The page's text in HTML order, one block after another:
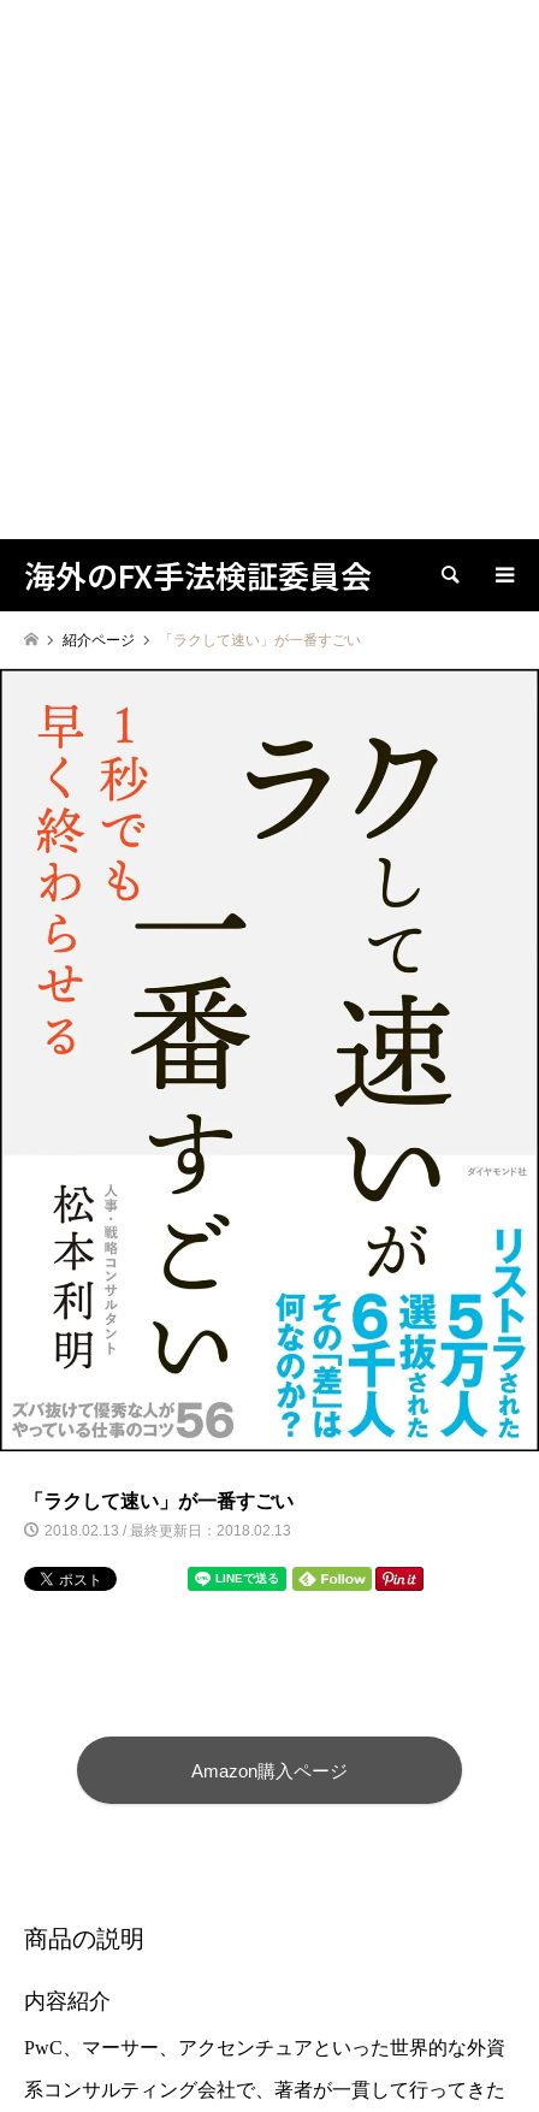
海外のFX手法検証委員会 検索
紹介ページ 「ラクして速い」が一番すごい
「ラクして速い」が一番すごい
2018.02.13 / 最終更新日：2018.02.13
Amazon購入ページ
商品の説明
内容紹介
PwC、マーサー、アクセンチュアといった世界的な外資
系コンサルティング会社で、著者が一貫して行ってきた